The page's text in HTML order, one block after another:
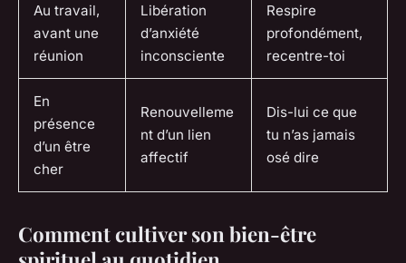
Au travail,
avant une
réunion
Libération
d’anxiété
inconsciente
Respire
profondément,
recentre-toi
En
présence
d’un être
cher
Renouvelleme
nt d’un lien
affectif
Dis-lui ce que
tu n’as jamais
osé dire
Comment cultiver son bien-être